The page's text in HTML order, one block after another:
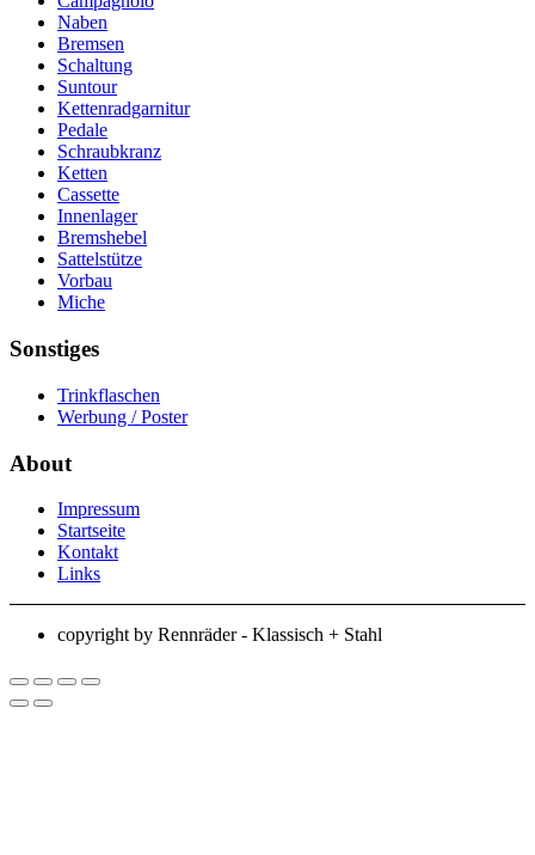
Naben
Bremsen
Schaltung
Suntour
Kettenradgarnitur
Pedale
Schraubkranz
Ketten
Cassette
Innenlager
Bremshebel
Sattelstütze
Vorbau
Miche
Sonstiges
Trinkflaschen
Werbung / Poster
About
Impressum
Startseite
Kontakt
Links
copyright by Rennräder - Klassisch + Stahl